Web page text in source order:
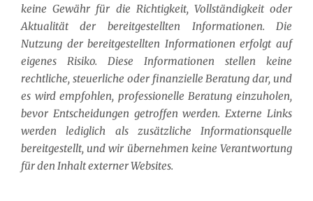
keine Gewähr für die Richtigkeit, Vollständigkeit oder
Aktualität der bereitgestellten Informationen. Die
Nutzung der bereitgestellten Informationen erfolgt auf
eigenes Risiko. Diese Informationen stellen keine
rechtliche, steuerliche oder finanzielle Beratung dar, und
es wird empfohlen, professionelle Beratung einzuholen,
bevor Entscheidungen getroffen werden. Externe Links
werden lediglich als zusätzliche Informationsquelle
bereitgestellt, und wir übernehmen keine Verantwortung
für den Inhalt externer Websites.